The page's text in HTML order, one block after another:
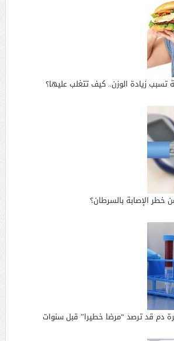
تسبب زيادة الوزن.. كيف تتغلب عليها؟
خطر الإصابة بالسرطان؟
دم قد ترصد “مرضا خطيرا” قبل سنوات